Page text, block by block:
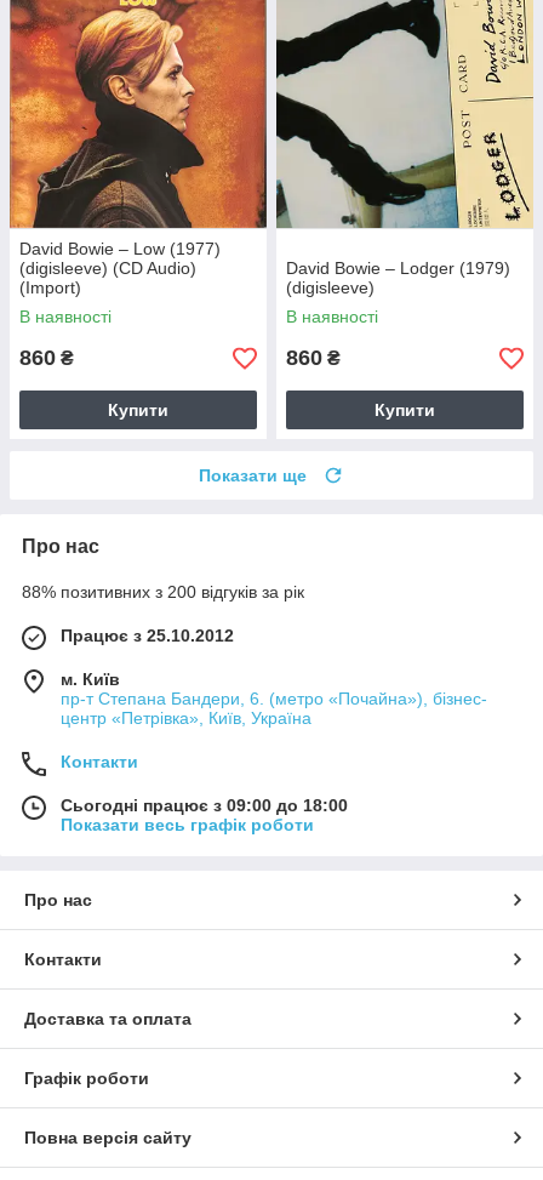
David Bowie – Low (1977)
(digisleeve) (CD Audio)
(Import)
В наявності
860 ₴
Купити
David Bowie – Lodger (1979)
(digisleeve)
В наявності
860 ₴
Купити
Показати ще
Про нас
88% позитивних з 200 відгуків за рік
Працює з 25.10.2012
м. Київ
пр-т Степана Бандери, 6. (метро «Почайна»), бізнес-
центр «Петрівка», Київ, Україна
Контакти
Сьогодні працює з 09:00 до 18:00
Показати весь графік роботи
Про нас
Контакти
Доставка та оплата
Графік роботи
Повна версія сайту